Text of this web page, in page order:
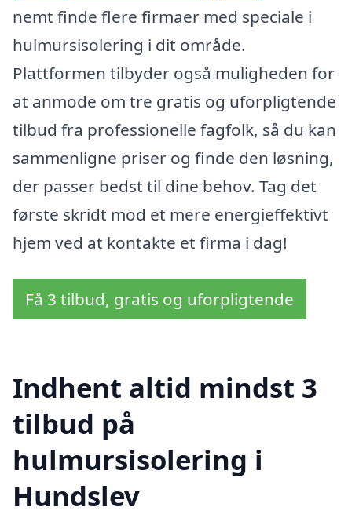
nemt finde flere firmaer med speciale i
hulmursisolering i dit område.
Plattformen tilbyder også muligheden for
at anmode om tre gratis og uforpligtende
tilbud fra professionelle fagfolk, så du kan
sammenligne priser og finde den løsning,
der passer bedst til dine behov. Tag det
første skridt mod et mere energieffektivt
hjem ved at kontakte et firma i dag!
Få 3 tilbud, gratis og uforpligtende
Indhent altid mindst 3
tilbud på
hulmursisolering i
Hundslev